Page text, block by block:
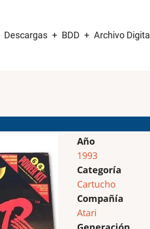
Descargas BDD Archivo Digital
Año
1993
Categoría
Cartucho
Compañía
Atari